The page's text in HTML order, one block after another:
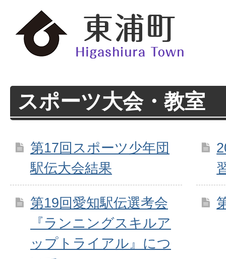
スポーツ大会・教室
第17回スポーツ少年団
駅伝大会結果
第19回愛知駅伝選考会
『ランニングスキルア
ップトライアル』につ